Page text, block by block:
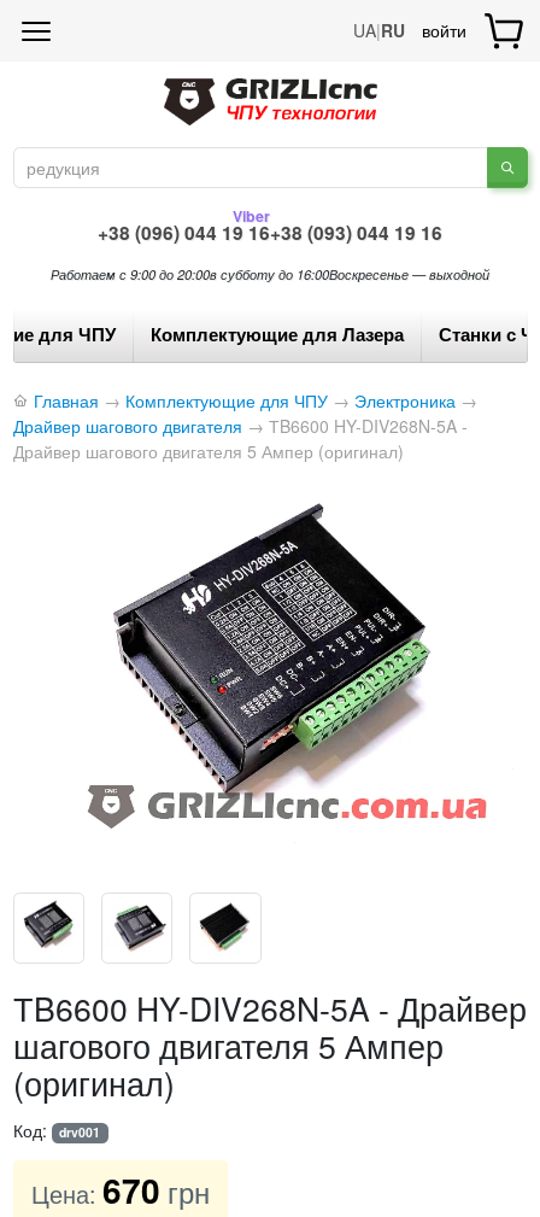
UA|RU войти
+38 (096) 044 19 16
Viber
+38 (093) 044 19 16
Работаем с 9:00 до 20:00в субботу до 16:00Воскресенье — выходной
для ЧПУ Комплектующие для Лазера Станки с
Главная → Комплектующие для ЧПУ → Электроника →
Драйвер шагового двигателя → ТB6600 HY-DIV268N-5A -
Драйвер шагового двигателя 5 Ампер (оригинал)
ТB6600 HY-DIV268N-5A - Драйвер
шагового двигателя 5 Ампер
(оригинал)
Код: drv001
Цена: 670 грн